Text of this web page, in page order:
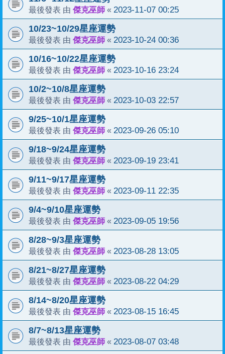
最後發表 由 傑克巫師 « 2023-11-07 00:25
10/23~10/29星座運勢
最後發表 由 傑克巫師 « 2023-10-24 00:36
10/16~10/22星座運勢
最後發表 由 傑克巫師 « 2023-10-16 23:24
10/2~10/8星座運勢
最後發表 由 傑克巫師 « 2023-10-03 22:57
9/25~10/1星座運勢
最後發表 由 傑克巫師 « 2023-09-26 05:10
9/18~9/24星座運勢
最後發表 由 傑克巫師 « 2023-09-19 23:41
9/11~9/17星座運勢
最後發表 由 傑克巫師 « 2023-09-11 22:35
9/4~9/10星座運勢
最後發表 由 傑克巫師 « 2023-09-05 19:56
8/28~9/3星座運勢
最後發表 由 傑克巫師 « 2023-08-28 13:05
8/21~8/27星座運勢
最後發表 由 傑克巫師 « 2023-08-22 04:29
8/14~8/20星座運勢
最後發表 由 傑克巫師 « 2023-08-15 16:45
8/7~8/13星座運勢
最後發表 由 傑克巫師 « 2023-08-07 03:48